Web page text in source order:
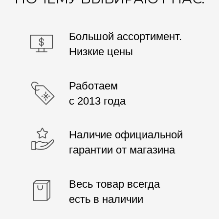
Весь товар всегда
ОТЗЫВЫ О ТОВАРАХ